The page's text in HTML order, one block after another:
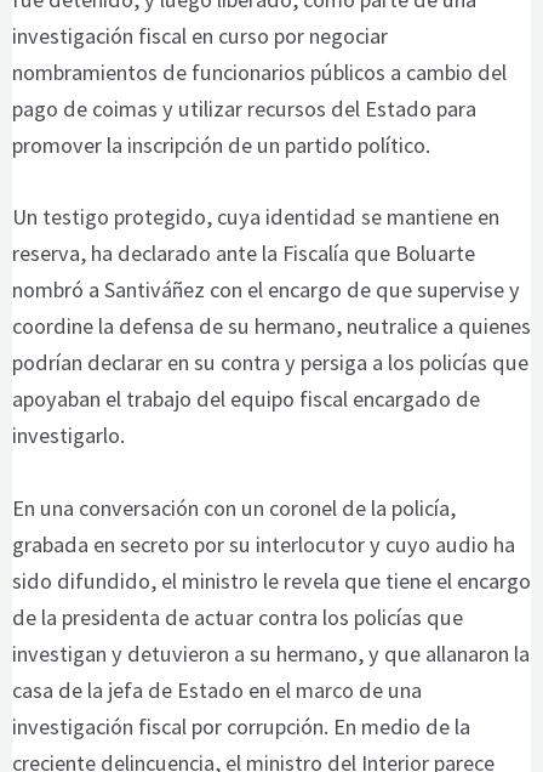
investigación fiscal en curso por negociar
nombramientos de funcionarios públicos a cambio del
pago de coimas y utilizar recursos del Estado para
promover la inscripción de un partido político.
Un testigo protegido, cuya identidad se mantiene en
reserva, ha declarado ante la Fiscalía que Boluarte
nombró a Santiváñez con el encargo de que supervise y
coordine la defensa de su hermano, neutralice a quienes
podrían declarar en su contra y persiga a los policías que
apoyaban el trabajo del equipo fiscal encargado de
investigarlo.
En una conversación con un coronel de la policía,
grabada en secreto por su interlocutor y cuyo audio ha
sido difundido, el ministro le revela que tiene el encargo
de la presidenta de actuar contra los policías que
investigan y detuvieron a su hermano, y que allanaron la
casa de la jefa de Estado en el marco de una
investigación fiscal por corrupción. En medio de la
creciente delincuencia, el ministro del Interior parece